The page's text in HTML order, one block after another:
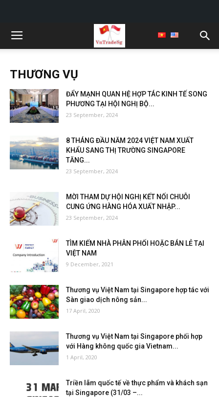
THƯƠNG VỤ
ĐẨY MẠNH QUAN HỆ HỢP TÁC KINH TẾ SONG
PHƯƠNG TẠI HỘI NGHỊ BỘ...
23 September, 2024
8 THÁNG ĐẦU NĂM 2024 VIỆT NAM XUẤT
KHẨU SANG THỊ TRƯỜNG SINGAPORE
TĂNG...
23 September, 2024
MỜI THAM DỰ HỘI NGHỊ KẾT NỐI CHUỖI
CUNG ỨNG HÀNG HÓA XUẤT NHẬP...
23 September, 2024
TÌM KIẾM NHÀ PHÂN PHỐI HOẶC BÁN LẺ TẠI
VIỆT NAM
9 December, 2021
Thương vụ Việt Nam tại Singapore hợp tác với
Sàn giao dịch nông sản...
17 April, 2020
Thương vụ Việt Nam tại Singapore phối hợp
với Hàng không quốc gia Vietnam...
1 April, 2020
Triền lãm quốc tế về thực phẩm và khách sạn
tại Singapore (31/03 –...